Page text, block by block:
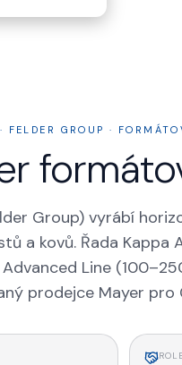
FELDER GROUP ·
Group) vyrábí
a kovů. Řada
Line
prodejce Mayer pro